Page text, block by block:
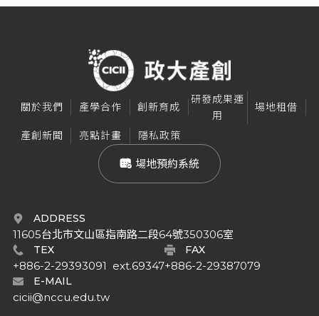
關於我們 產學合作 創新育成
研發成果運
用
場地租借
產創新聞 亮點計畫 隱私政策
場地預約系統
ADDRESS
11605台北市文山區指南路二段64號350306室
TEX
+886-2-29393091  ext.69347
FAX
+886-2-29387079
E-MAIL
cicii@nccu.edu.tw